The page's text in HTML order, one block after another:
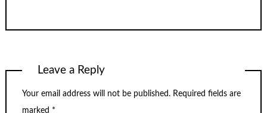
Leave a Reply
Your email address will not be published. Required fields are
marked *